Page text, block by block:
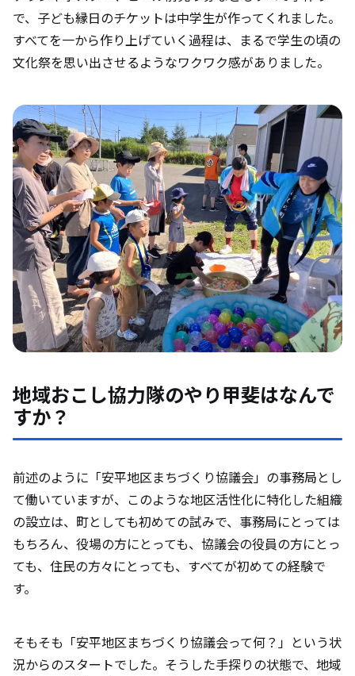
で、子ども縁日のチケットは中学生が作ってくれました。
すべてを一から作り上げていく過程は、まるで学生の頃の
文化祭を思い出させるようなワクワク感がありました。
地域おこし協力隊のやり甲斐はなんで
すか？
前述のように「安平地区まちづくり協議会」の事務局とし
て働いていますが、このような地区活性化に特化した組織
の設立は、町としても初めての試みで、事務局にとっては
もちろん、役場の方にとっても、協議会の役員の方にとっ
ても、住民の方々にとっても、すべてが初めての経験で
す。
そもそも「安平地区まちづくり協議会って何？」という状
況からのスタートでした。そうした手探りの状態で、地域